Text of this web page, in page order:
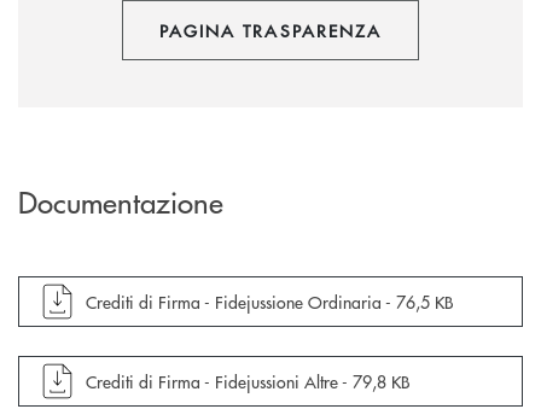
PAGINA TRASPARENZA
Documentazione
apre documento in una nuova finestra
Crediti di Firma - Fidejussione Ordinaria - 76,5 KB
apre documento in una nuova finestra
Crediti di Firma - Fidejussioni Altre - 79,8 KB